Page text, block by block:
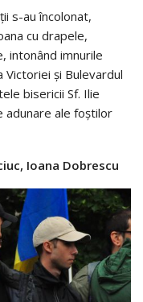
s-au încolonat,
cu drapele,
intonând imnurile
și Bulevardul
bisericii Sf. Ilie
adunare ale foștilor
Ioana Dobrescu